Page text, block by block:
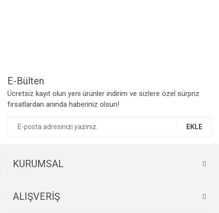
E-Bülten
Ücretsiz kayıt olun yeni ürünler indirim ve sizlere özel sürpriz
fırsatlardan anında haberiniz olsun!
EKLE
KURUMSAL
ALIŞVERİŞ